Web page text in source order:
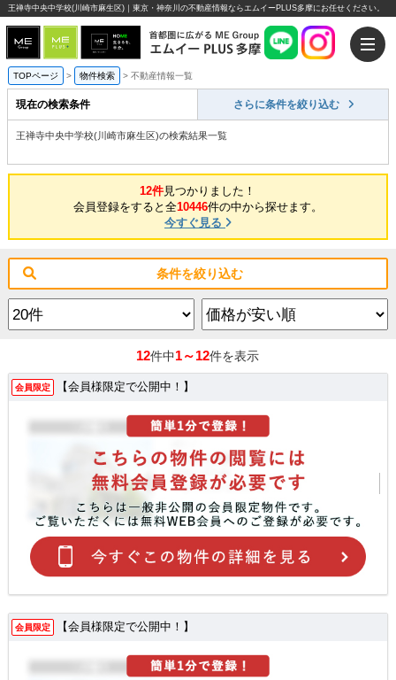
王禅寺中央中学校(川崎市麻生区)｜東京・神奈川の不動産情報ならエムイーPLUS多摩にお任せください。
TOPページ > 物件検索 > 不動産情報一覧
現在の検索条件 さらに条件を絞り込む
王禅寺中央中学校(川崎市麻生区)の検索結果一覧
12件見つかりました！
会員登録をすると全10446件の中から探せます。
今すぐ見る
条件を絞り込む
12件中1～12件を表示
会員限定 【会員様限定で公開中！】
会員限定 【会員様限定で公開中！】